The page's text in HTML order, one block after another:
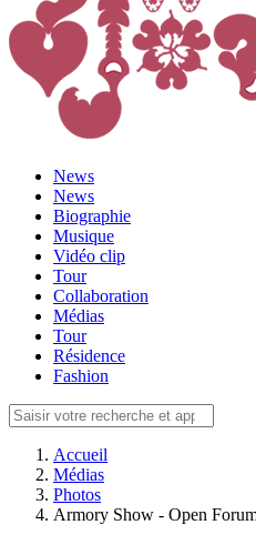
News
News
Biographie
Musique
Vidéo clip
Tour
Collaboration
Médias
Tour
Résidence
Fashion
Accueil
Médias
Photos
Armory Show - Open